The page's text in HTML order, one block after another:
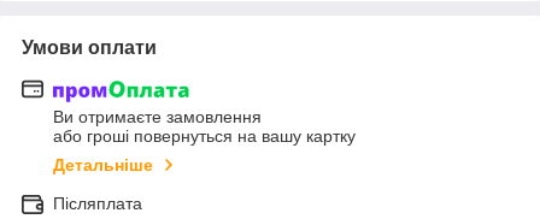
Умови оплати
Ви отримаєте замовлення
або гроші повернуться на вашу картку
Детальніше
Післяплата